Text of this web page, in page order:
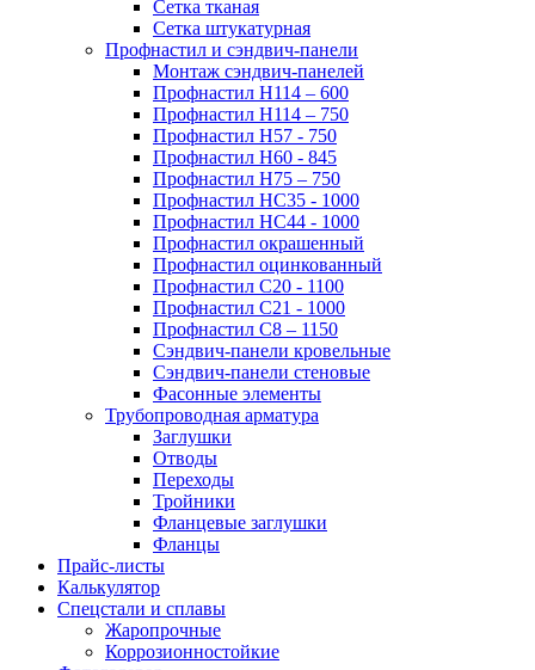
Сетка тканая
Сетка штукатурная
Профнастил и сэндвич-панели
Монтаж сэндвич-панелей
Профнастил Н114 – 600
Профнастил Н114 – 750
Профнастил Н57 - 750
Профнастил Н60 - 845
Профнастил Н75 – 750
Профнастил НС35 - 1000
Профнастил НС44 - 1000
Профнастил окрашенный
Профнастил оцинкованный
Профнастил С20 - 1100
Профнастил С21 - 1000
Профнастил С8 – 1150
Сэндвич-панели кровельные
Сэндвич-панели стеновые
Фасонные элементы
Трубопроводная арматура
Заглушки
Отводы
Переходы
Тройники
Фланцевые заглушки
Фланцы
Прайс-листы
Калькулятор
Спецстали и сплавы
Жаропрочные
Коррозионностойкие